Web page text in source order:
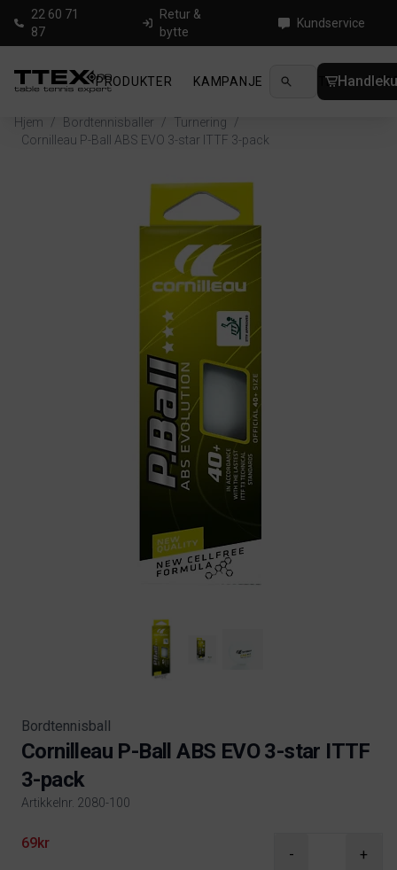
22 60 71
87
Retur &
bytte
Kundservice
PRODUKTER KAMPANJE NYHETER
Hjem / Bordtennisballer / Turnering
/
Cornilleau P-Ball ABS EVO 3-star ITTF 3-pack
Bordtennisball
Cornilleau P-Ball ABS EVO 3-star ITTF
3-pack
Artikkelnr. 2080-100
Product information
69kr
- +